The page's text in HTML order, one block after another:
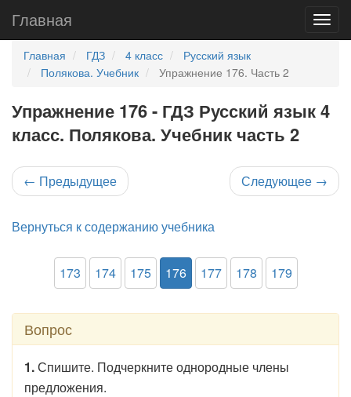
Главная
Главная ГДЗ 4 класс
Русский язык
Полякова. Учебник
Упражнение 176. Часть 2
Упражнение 176 - ГДЗ Русский язык 4
класс. Полякова. Учебник часть 2
← Предыдущее Следующее →
Вернуться к содержанию учебника
173 174 175 176 177 178 179
Вопрос
1.Спишите. Подчеркните однородные члены
предложения.